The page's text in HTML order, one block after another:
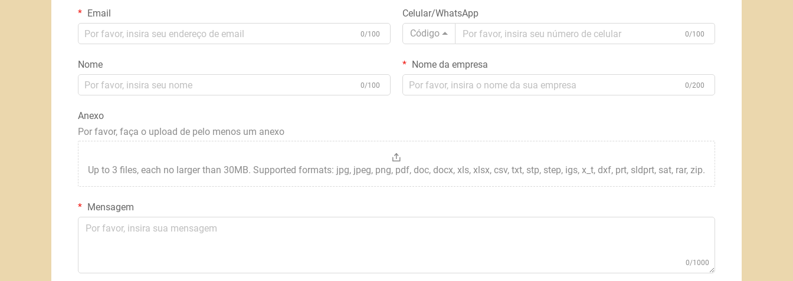
Email
0/100
Celular/WhatsApp
Código
0/100
Nome
0/100
Nome da empresa
0/200
Anexo
Por favor, faça o upload de pelo menos um anexo
Up to 3 files, each no larger than 30MB. Supported formats: jpg, jpeg, png, pdf, doc, docx, xls, xlsx, csv, txt, stp, step, igs, x_t, dxf, prt, sldprt, sat, rar, zip.
Mensagem
0/1000